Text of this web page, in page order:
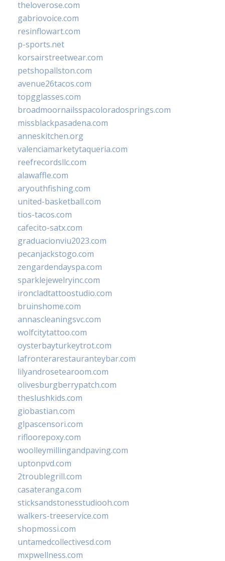
theloverose.com
gabriovoice.com
resinflowart.com
p-sports.net
korsairstreetwear.com
petshopallston.com
avenue26tacos.com
topgglasses.com
broadmoornailsspacoloradosprings.com
missblackpasadena.com
anneskitchen.org
valenciamarketytaqueria.com
reefrecordsllc.com
alawaffle.com
aryouthfishing.com
united-basketball.com
tios-tacos.com
cafecito-satx.com
graduacionviu2023.com
pecanjackstogo.com
zengardendayspa.com
sparklejewelryinc.com
ironcladtattoostudio.com
bruinshome.com
annascleaningsvc.com
wolfcitytattoo.com
oysterbayturkeytrot.com
lafronterarestauranteybar.com
lilyandrosetearoom.com
olivesburgberrypatch.com
theslushkids.com
giobastian.com
glpascensori.com
rifloorepoxy.com
woolleymillingandpaving.com
uptonpvd.com
2troublegrill.com
casateranga.com
sticksandstonesstudiooh.com
walkers-treeservice.com
shopmossi.com
untamedcollectivesd.com
mxpwellness.com